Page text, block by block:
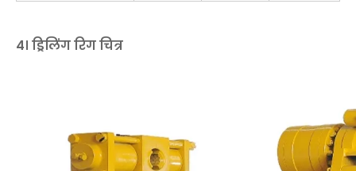
4। ड्रिलिंग रिग चित्र